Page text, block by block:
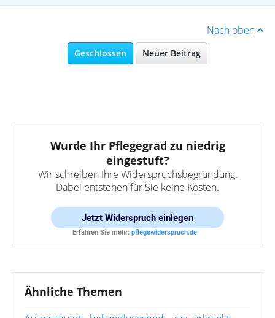
Nach oben
Geschlossen Neuer Beitrag
Wurde Ihr Pflegegrad zu niedrig
eingestuft?
Wir schreiben Ihre Widerspruchsbegründung.
Dabei entstehen für Sie keine Kosten.
Jetzt Widerspruch einlegen
Erfahren Sie mehr: pflegewiderspruch.de
Ähnliche Themen